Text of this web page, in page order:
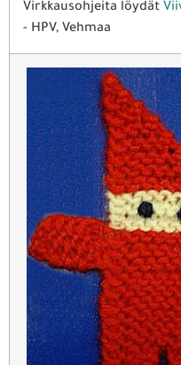
Virkkausohjeita löydät
- HPV, Vehmaa